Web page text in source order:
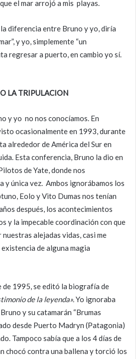
el mar arrojó a mis playas.
diferencia entre Bruno y yo, diría
y yo, simplemente “un
regresar a puerto, en cambio yo sí.
LA TRIPULACION
y yo no nos conocíamos. En
ocasionalmente en 1993, durante
alrededor de América del Sur en
Esta conferencia, Bruno la dio en
de Yate, donde nos
y única vez. Ambos ignorábamos los
Eolo y Vito Dumas nos tenían
después, los acontecimientos
y la impecable coordinación con que
alejadas vidas, casi me
de alguna magia
de 1995, se editó la biografía de
de la leyenda».Yo ignoraba
y su catamarán “Brumas
desde Puerto Madryn (Patagonia)
Tampoco sabía que a los 4 días de
chocó contra una ballena y torció los